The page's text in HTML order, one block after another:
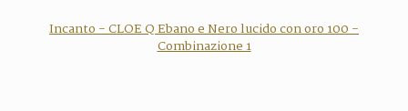
Incanto - CLOE Q Ebano e Nero lucido con oro 100 -
Combinazione 1